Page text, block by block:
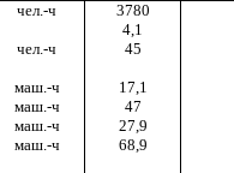
чел.-ч 3780
4,1
чел.-ч 45
маш.-ч 17,1
маш.-ч 47
маш.-ч 27,9
маш.-ч 68,9